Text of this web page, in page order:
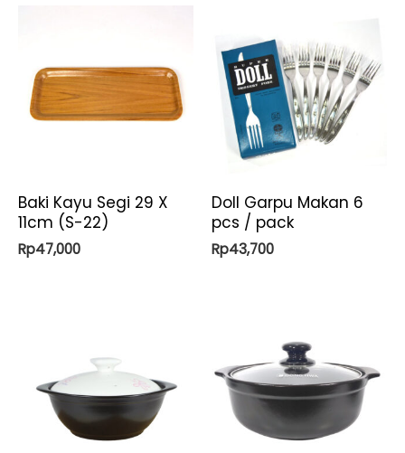
Baki Kayu Segi 29 X
11cm (S-22)
Rp47,000
Doll Garpu Makan 6
pcs / pack
Rp43,700